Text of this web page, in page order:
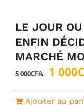
LE JOUR
ENFIN
MARCHÉ
5 000CFA
Le
prix
initial
1 000
Ajouter au